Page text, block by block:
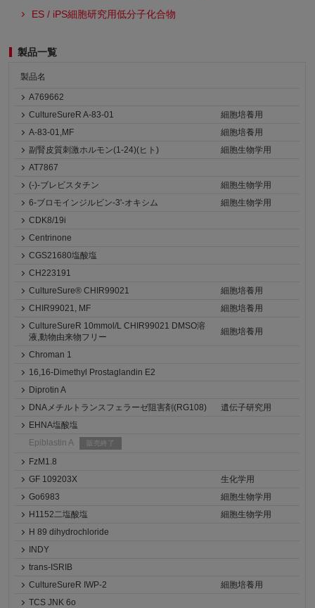
ES / iPS細胞研究用低分子化合物
製品一覧
製品名
A769662
CultureSureR A-83-01
細胞培養用
A-83-01,MF
細胞培養用
副腎皮質刺激ホルモン(1-24)(ヒト)
細胞生物学用
AT7867
(-)-ブレビスタチン
細胞生物学用
6-ブロモインジルビン-3'-オキシム
細胞生物学用
CDK8/19i
Centrinone
CGS21680塩酸塩
CH223191
CultureSure® CHIR99021
細胞培養用
CHIR99021, MF
細胞培養用
CultureSureR 10mmol/L CHIR99021 DMSO溶
液,動物由来物フリー
細胞培養用
Chroman 1
16,16-Dimethyl Prostaglandin E2
Diprotin A
DNAメチルトランスフェラーゼ阻害剤(RG108)
遺伝子研究用
EHNA塩酸塩
Epiblastin A
販売終了
FzM1.8
GF 109203X
生化学用
Go6983
細胞生物学用
H1152二塩酸塩
細胞生物学用
H 89 dihydrochloride
INDY
trans-ISRIB
CultureSureR IWP-2
細胞培養用
TCS JNK 6o